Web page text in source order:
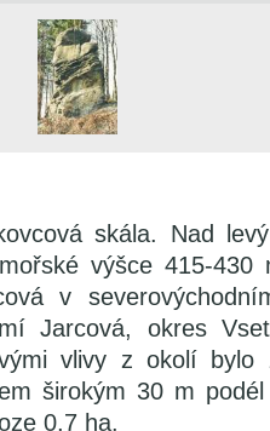
skála. Nad
výšce 415-
v
Jarcová, okres
vlivy z okolí bylo
širokým 30 m
0,7 ha.